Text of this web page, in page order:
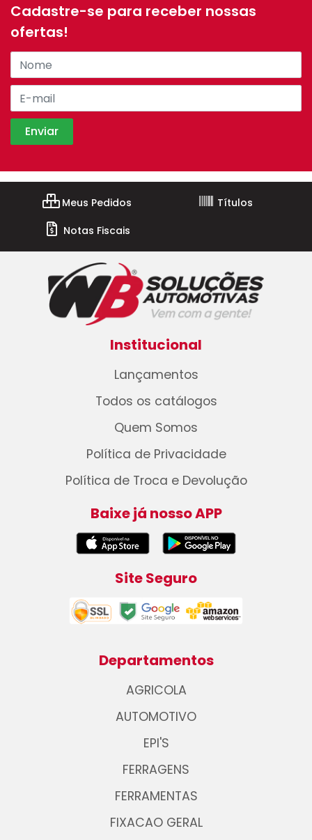
Cadastre-se para receber nossas
ofertas!
Meus Pedidos
Títulos
Notas Fiscais
Institucional
Lançamentos
Todos os catálogos
Quem Somos
Política de Privacidade
Política de Troca e Devolução
Baixe já nosso APP
Site Seguro
Departamentos
AGRICOLA
AUTOMOTIVO
EPI'S
FERRAGENS
FERRAMENTAS
FIXACAO GERAL